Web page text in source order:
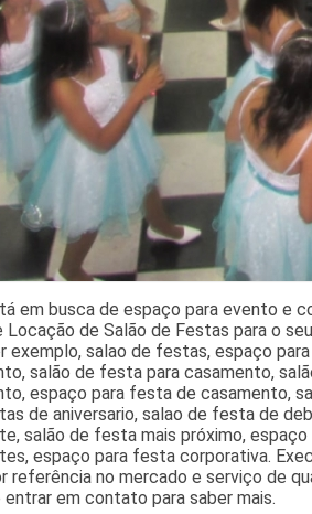
em busca de espaço para evento e
Locação de Salão de Festas para o
exemplo, salao de festas, espaço
salão de festa para casamento,
espaço para festa de casamento,
de aniversario, salao de festa de
salão de festa mais próximo,
espaço para festa corporativa.
referência no mercado e serviço de
entrar em contato para saber mais.